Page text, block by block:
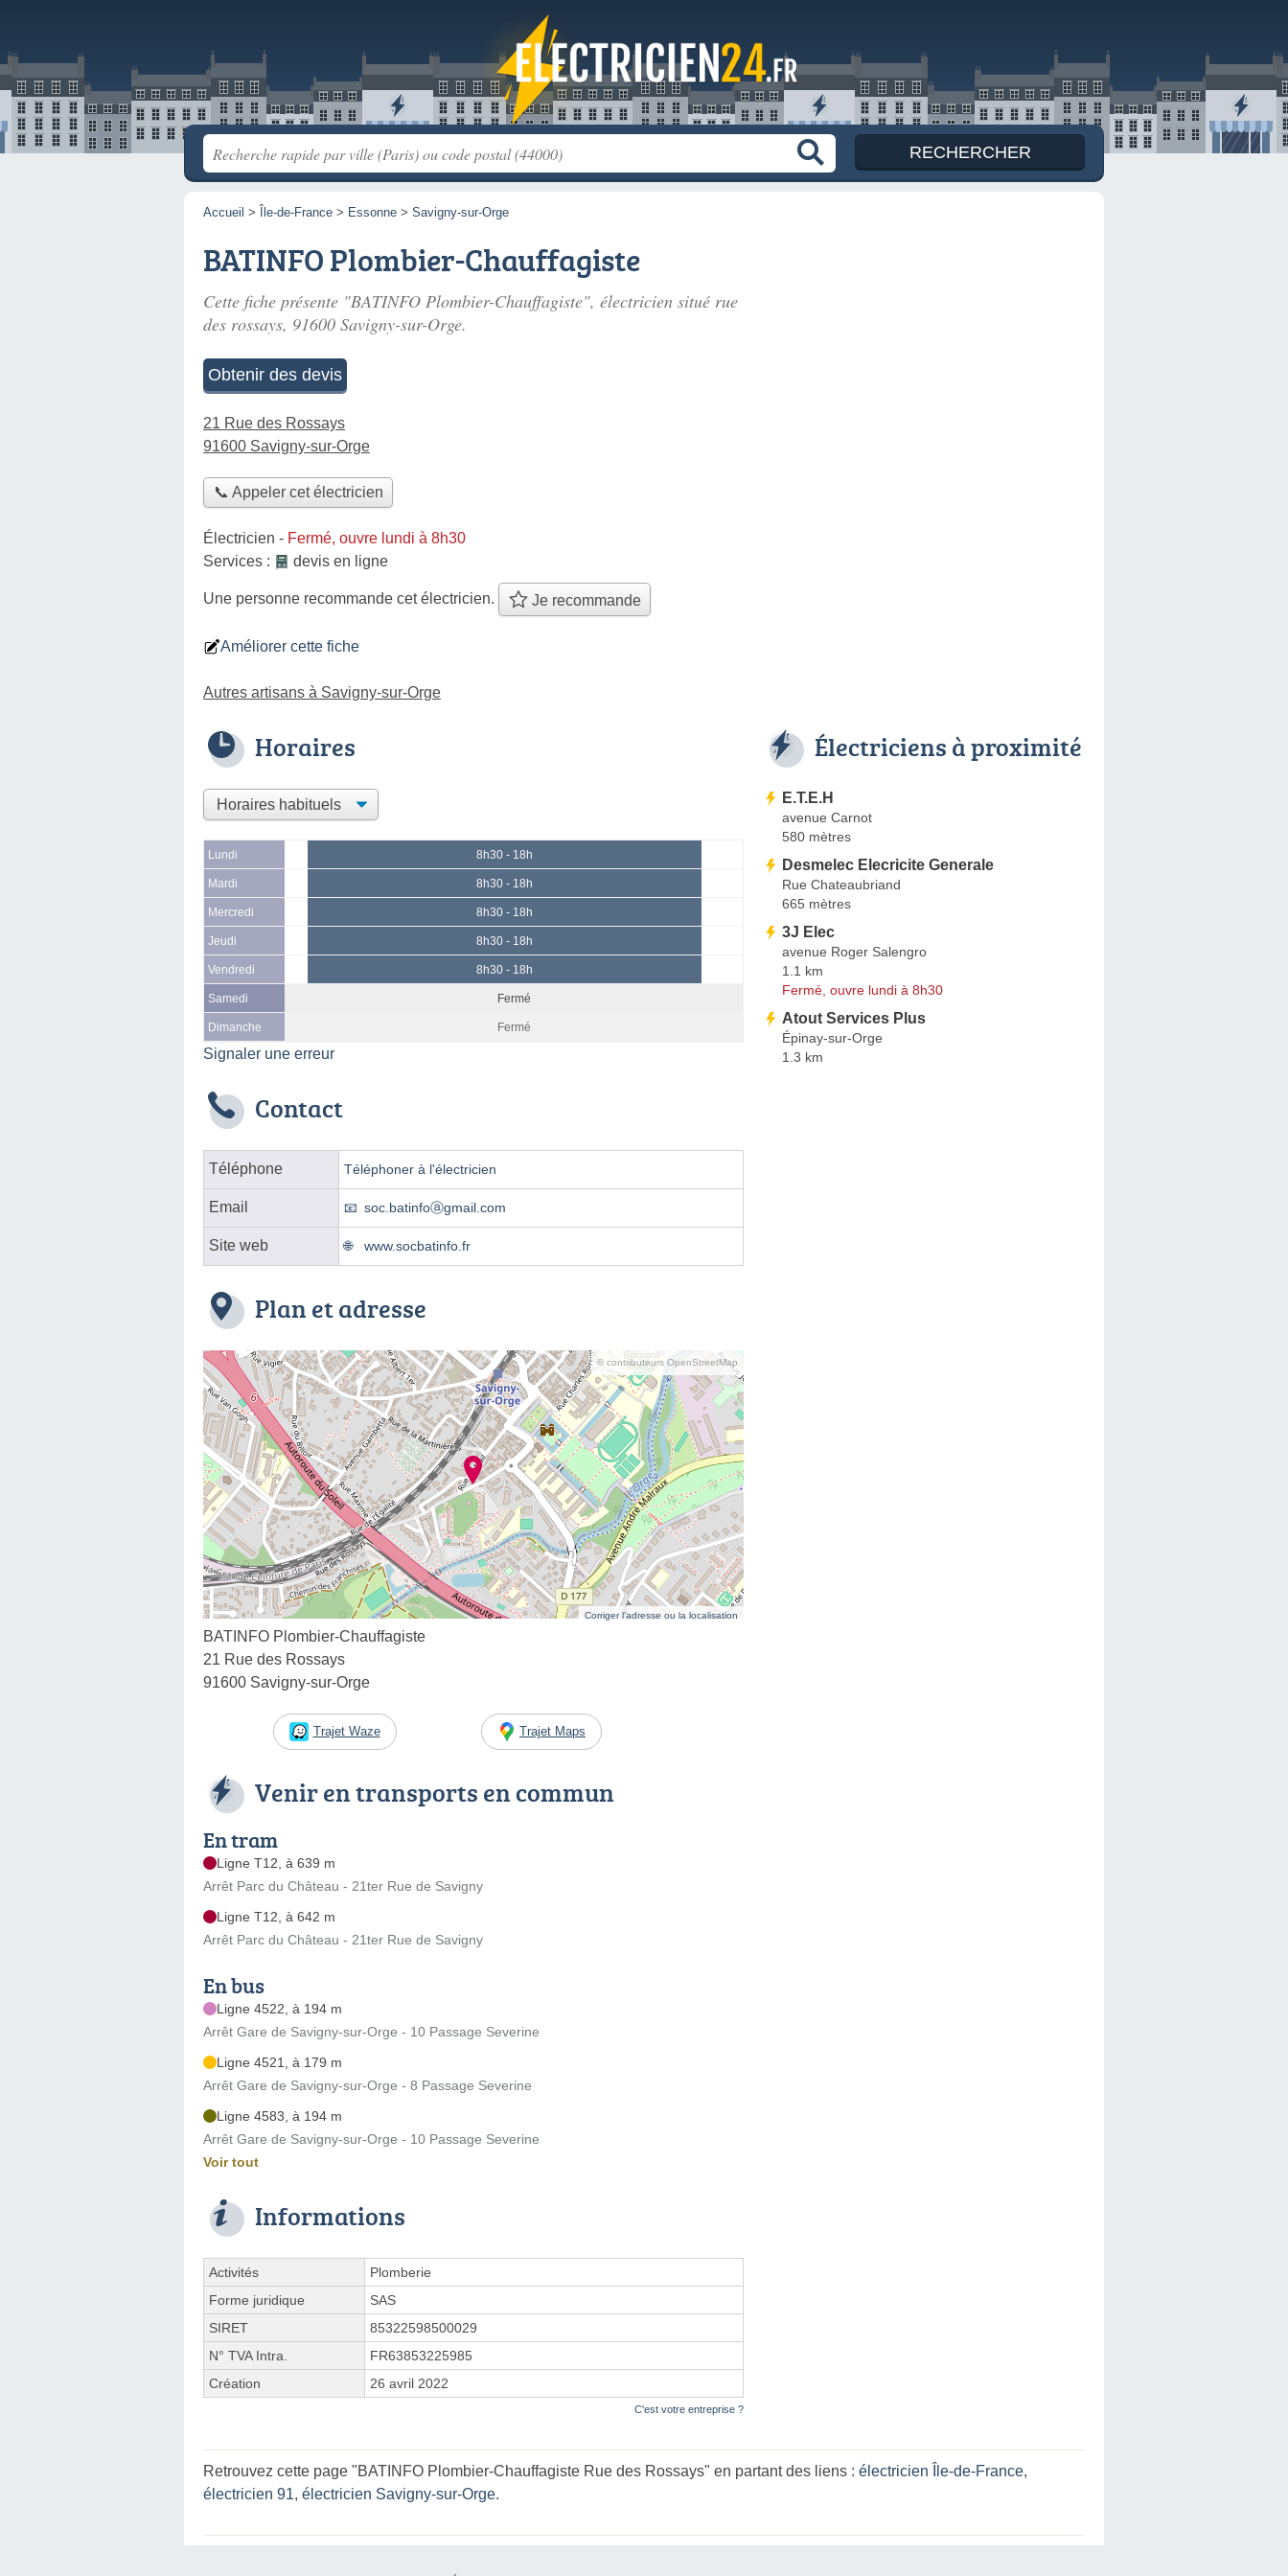
Accueil > Île-de-France > Essonne > Savigny-sur-Orge
BATINFO Plombier-Chauffagiste
Cette fiche présente "BATINFO Plombier-Chauffagiste", électricien situé rue
des rossays, 91600 Savigny-sur-Orge.
Obtenir des devis
21 Rue des Rossays
91600 Savigny-sur-Orge
📞 Appeler cet électricien
Électricien - Fermé, ouvre lundi à 8h30
Services :
devis en ligne
Une personne recommande cet électricien. Je recommande
Améliorer cette fiche
Autres artisans à Savigny-sur-Orge
Horaires
Lundi 8h30 - 18h
Mardi 8h30 - 18h
Mercredi 8h30 - 18h
Jeudi 8h30 - 18h
Vendredi 8h30 - 18h
Samedi Fermé
Dimanche Fermé
Signaler une erreur
Contact
Téléphone Téléphoner à l'électricien
Email soc.batinfoⓐgmail.com
Site web www.socbatinfo.fr
Plan et adresse
© contributeurs OpenStreetMap
Corriger l’adresse ou la localisation
BATINFO Plombier-Chauffagiste
21 Rue des Rossays
91600 Savigny-sur-Orge
Trajet Waze Trajet Maps
Venir en transports en commun
En tram
Ligne T12, à 639 m
Arrêt Parc du Château - 21ter Rue de Savigny
Ligne T12, à 642 m
Arrêt Parc du Château - 21ter Rue de Savigny
En bus
Ligne 4522, à 194 m
Arrêt Gare de Savigny-sur-Orge - 10 Passage Severine
Ligne 4521, à 179 m
Arrêt Gare de Savigny-sur-Orge - 8 Passage Severine
Ligne 4583, à 194 m
Arrêt Gare de Savigny-sur-Orge - 10 Passage Severine
Voir tout
Informations
Activités
Plomberie
Forme juridique
SAS
SIRET
85322598500029
N° TVA Intra.
FR63853225985
Création
26 avril 2022
C'est votre entreprise ?
Électriciens à proximité
E.T.E.H
avenue Carnot
580 mètres
Desmelec Elecricite Generale
Rue Chateaubriand
665 mètres
3J Elec
avenue Roger Salengro
1.1 km
Fermé, ouvre lundi à 8h30
Atout Services Plus
Épinay-sur-Orge
1.3 km
Retrouvez cette page "BATINFO Plombier-Chauffagiste Rue des Rossays" en partant des liens : électricien Île-de-France,
électricien 91, électricien Savigny-sur-Orge.